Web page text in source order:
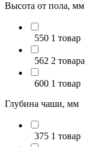
Высота от пола, мм
550 1 товар
562 2 товара
600 1 товар
Глубина чаши, мм
375 1 товар